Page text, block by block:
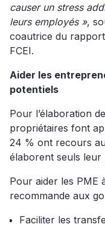
causer un stress
leurs employés »,
coautrice du
FCEI.
Aider les
potentiels
Pour l’élaboration
propriétaires font
24 % ont recours
élaborent seuls leur
Pour aider les PME
recommande aux
Faciliter les